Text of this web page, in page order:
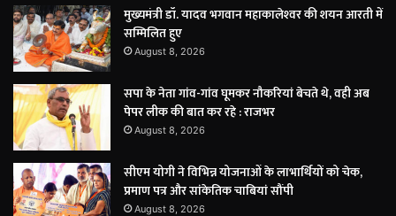
मुख्यमंत्री डॉ. यादव भगवान महाकालेश्‍वर की शयन आरती में
सम्मिलित हुए
August 8, 2026
सपा के नेता गांव-गांव घूमकर नौकरियां बेचते थे, वही अब
पेपर लीक की बात कर रहे : राजभर
August 8, 2026
सीएम योगी ने विभिन्न योजनाओं के लाभार्थियों को चेक,
प्रमाण पत्र और सांकेतिक चाबियां सौंपी
August 8, 2026